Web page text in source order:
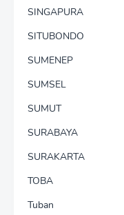
SINGAPURA
SITUBONDO
SUMENEP
SUMSEL
SUMUT
SURABAYA
SURAKARTA
TOBA
Tuban